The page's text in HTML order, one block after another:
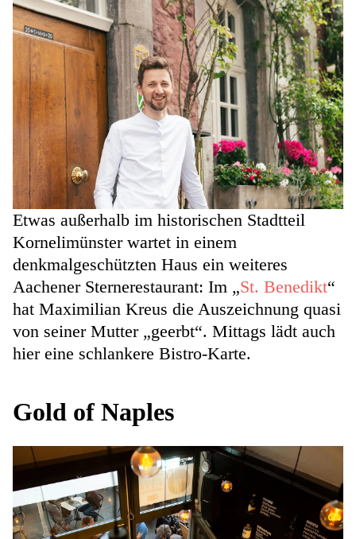
Etwas außerhalb im historischen Stadtteil
Kornelimünster wartet in einem
denkmalgeschützten Haus ein weiteres
Aachener Sternerestaurant: Im „St. Benedikt“
hat Maximilian Kreus die Auszeichnung quasi
von seiner Mutter „geerbt“. Mittags lädt auch
hier eine schlankere Bistro-Karte.
Gold of Naples